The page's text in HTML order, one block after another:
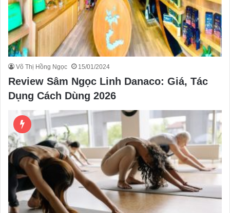
Võ Thị Hồng Ngọc 15/01/2024
Review Sâm Ngọc Linh Danaco: Giá, Tác
Dụng Cách Dùng 2026